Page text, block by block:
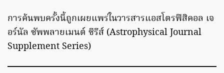
การค้นพบครั้งนี้ถูกเผยแพร่ในวารสารแอสโตรฟิสิคอล เจ
อร์นัล ซัพพลายเมนต์ ซีรีส์ (Astrophysical Journal
Supplement Series)